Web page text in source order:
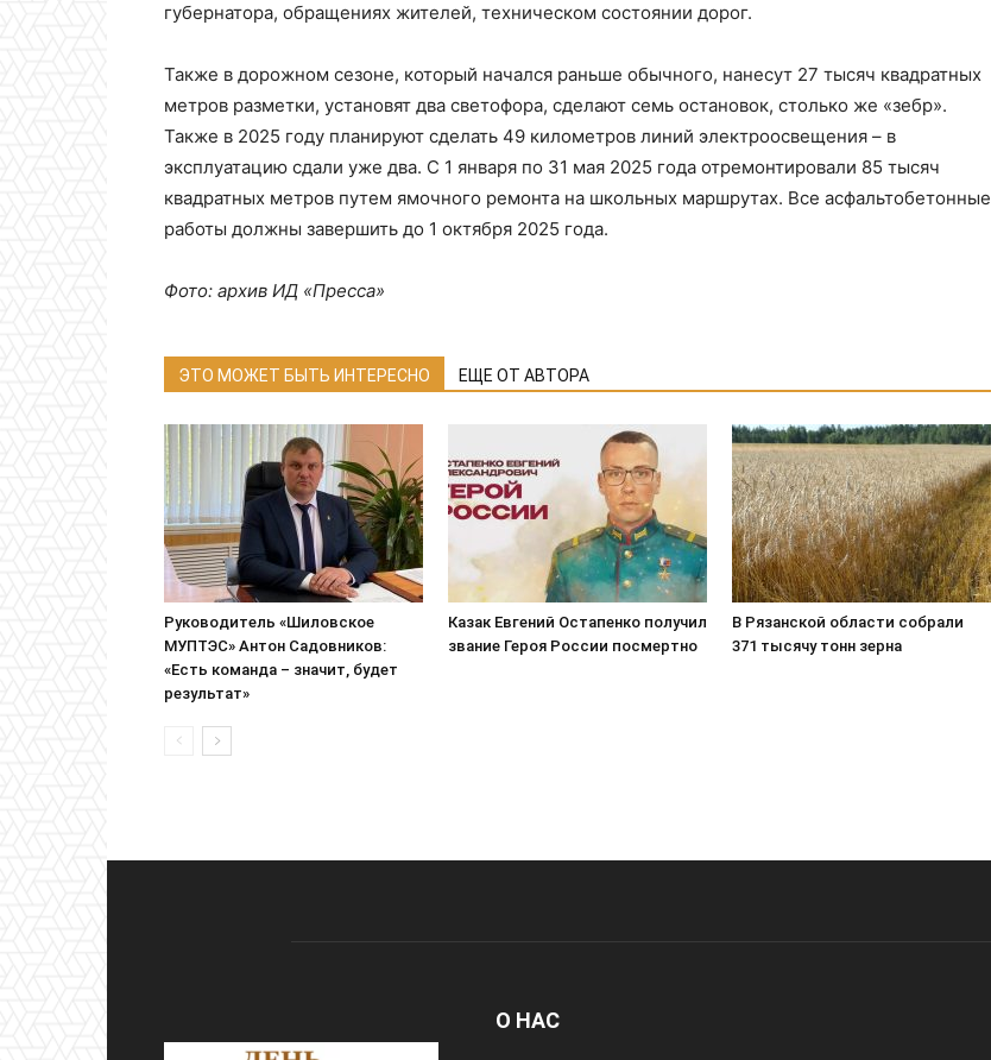
губернатора, обращениях жителей, техническом состоянии дорог.
Также в дорожном сезоне, который начался раньше обычного, нанесут 27 тысяч квадратных
метров разметки, установят два светофора, сделают семь остановок, столько же «зебр».
Также в 2025 году планируют сделать 49 километров линий электроосвещения – в
эксплуатацию сдали уже два. С 1 января по 31 мая 2025 года отремонтировали 85 тысяч
квадратных метров путем ямочного ремонта на школьных маршрутах. Все асфальтобетонные
работы должны завершить до 1 октября 2025 года.
Фото: архив ИД «Пресса»
ЭТО МОЖЕТ БЫТЬ ИНТЕРЕСНО ЕЩЕ ОТ АВТОРА
Руководитель «Шиловское
МУПТЭС» Антон Садовников:
«Есть команда – значит, будет
результат»
Казак Евгений Остапенко получил
звание Героя России посмертно
В Рязанской области собрали
371 тысячу тонн зерна
О НАС